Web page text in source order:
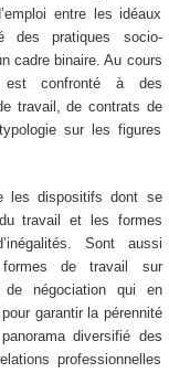
entre les idéaux
des pratiques socio-
cadre binaire. Au cours
est confronté à des
travail, de contrats de
sur les figures
les dispositifs dont se
travail et les formes
Sont aussi
formes de travail sur
de négociation qui en
garantir la pérennité
diversifié des
professionnelles